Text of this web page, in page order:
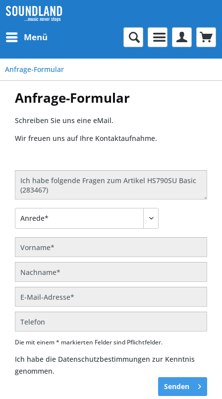
Menü
Anfrage-Formular
Anfrage-Formular
Schreiben Sie uns eine eMail.
Wir freuen uns auf Ihre Kontaktaufnahme.
Die mit einem * markierten Felder sind Pflichtfelder.
Ich habe die Datenschutzbestimmungen zur Kenntnis
genommen.
Senden